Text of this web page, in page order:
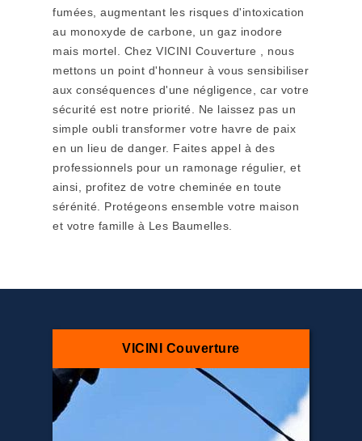
fumées, augmentant les risques d'intoxication
au monoxyde de carbone, un gaz inodore
mais mortel. Chez VICINI Couverture , nous
mettons un point d'honneur à vous sensibiliser
aux conséquences d'une négligence, car votre
sécurité est notre priorité. Ne laissez pas un
simple oubli transformer votre havre de paix
en un lieu de danger. Faites appel à des
professionnels pour un ramonage régulier, et
ainsi, profitez de votre cheminée en toute
sérénité. Protégeons ensemble votre maison
et votre famille à Les Baumelles.
VICINI Couverture